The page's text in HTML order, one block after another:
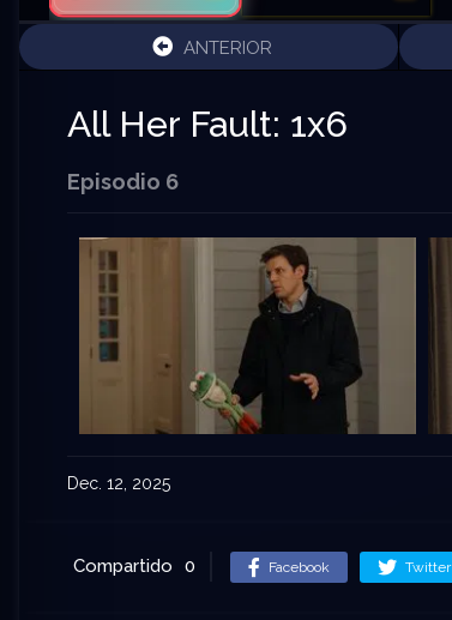
ANTERIOR
All Her Fault: 1x6
Episodio 6
Dec. 12, 2025
Compartido 0 Facebook Twitter